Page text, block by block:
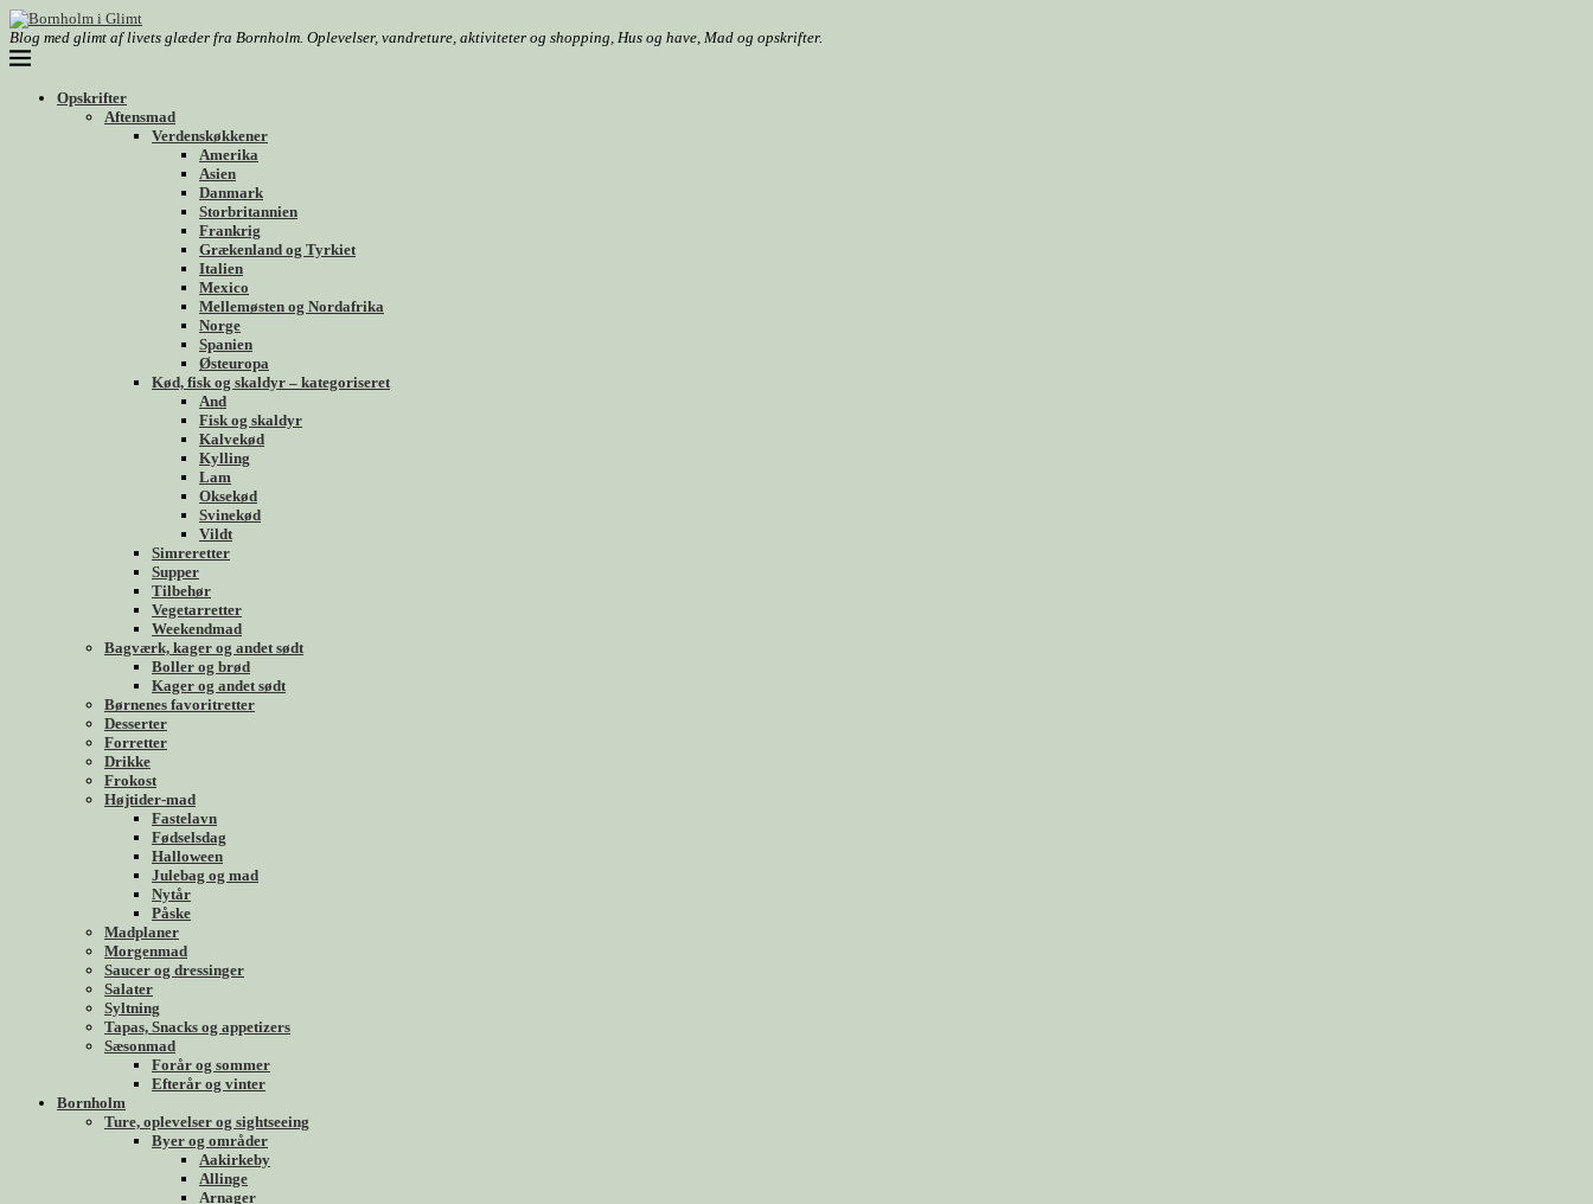
Blog med glimt af livets glæder fra Bornholm. Oplevelser, vandreture, aktiviteter og shopping, Hus og have, Mad og opskrifter.
Opskrifter
Aftensmad
Verdenskøkkener
Amerika
Asien
Danmark
Storbritannien
Frankrig
Grækenland og Tyrkiet
Italien
Mexico
Mellemøsten og Nordafrika
Norge
Spanien
Østeuropa
Kød, fisk og skaldyr – kategoriseret
And
Fisk og skaldyr
Kalvekød
Kylling
Lam
Oksekød
Svinekød
Vildt
Simreretter
Supper
Tilbehør
Vegetarretter
Weekendmad
Bagværk, kager og andet sødt
Boller og brød
Kager og andet sødt
Børnenes favoritretter
Desserter
Forretter
Drikke
Frokost
Højtider-mad
Fastelavn
Fødselsdag
Halloween
Julebag og mad
Nytår
Påske
Madplaner
Morgenmad
Saucer og dressinger
Salater
Syltning
Tapas, Snacks og appetizers
Sæsonmad
Forår og sommer
Efterår og vinter
Bornholm
Ture, oplevelser og sightseeing
Byer og områder
Aakirkeby
Allinge
Arnager